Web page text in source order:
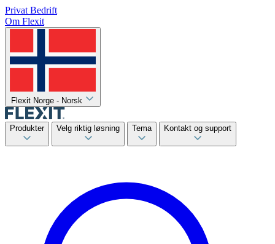
Privat Bedrift
Om Flexit
Flexit Norge - Norsk
Produkter Velg riktig løsning Tema Kontakt og support